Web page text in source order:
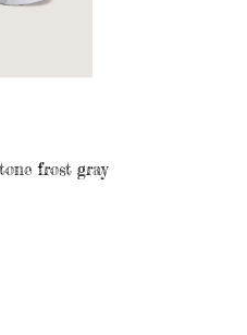
frost gray